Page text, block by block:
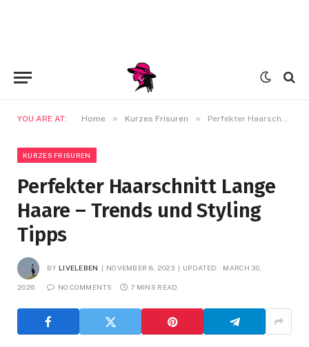
YOU ARE AT: Home » Kurzes Frisuren » Perfekter Haarschnitt Lange Haare – Trends und Styling Tipps
KURZES FRISUREN
Perfekter Haarschnitt Lange
Haare – Trends und Styling
Tipps
BY LIVELEBEN NOVEMBER 8, 2023 UPDATED: MARCH 30,
2026 NO COMMENTS 7 MINS READ